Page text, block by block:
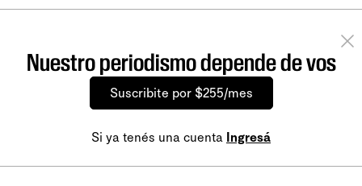
Nuestro periodismo depende de vos
Suscribite por $255/mes
Si ya tenés una cuenta Ingresá